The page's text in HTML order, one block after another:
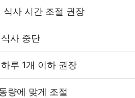
식사 시간 조절 권장
사 중단
루 1개 이하 권장
량에 맞게 조절